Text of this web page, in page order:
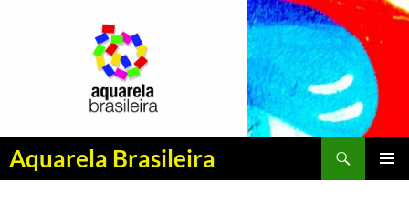
Aquarela Brasileira
Pesquisar
PULAR